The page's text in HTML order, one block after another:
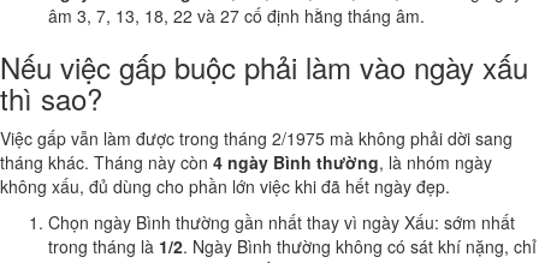
âm 3, 7, 13, 18, 22 và 27 cố định hằng tháng âm.
Nếu việc gấp buộc phải làm vào ngày xấu
thì sao?
Việc gấp vẫn làm được trong tháng 2/1975 mà không phải dời sang
tháng khác. Tháng này còn 4 ngày Bình thường, là nhóm ngày
không xấu, đủ dùng cho phần lớn việc khi đã hết ngày đẹp.
Chọn ngày Bình thường gần nhất thay vì ngày Xấu: sớm nhất
trong tháng là 1/2. Ngày Bình thường không có sát khí nặng, chỉ